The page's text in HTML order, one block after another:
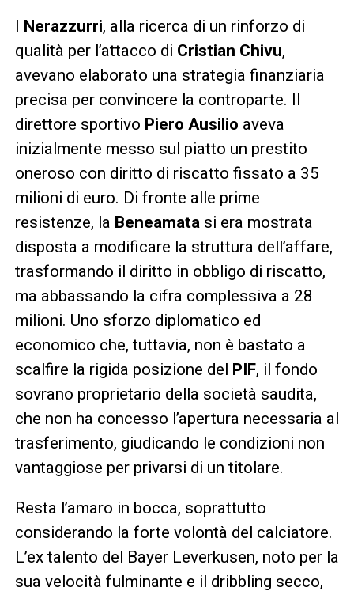
I Nerazzurri, alla ricerca di un rinforzo di
qualità per l’attacco di Cristian Chivu,
avevano elaborato una strategia finanziaria
precisa per convincere la controparte. Il
direttore sportivo Piero Ausilio aveva
inizialmente messo sul piatto un prestito
oneroso con diritto di riscatto fissato a 35
milioni di euro. Di fronte alle prime
resistenze, la Beneamata si era mostrata
disposta a modificare la struttura dell’affare,
trasformando il diritto in obbligo di riscatto,
ma abbassando la cifra complessiva a 28
milioni. Uno sforzo diplomatico ed
economico che, tuttavia, non è bastato a
scalfire la rigida posizione del PIF, il fondo
sovrano proprietario della società saudita,
che non ha concesso l’apertura necessaria al
trasferimento, giudicando le condizioni non
vantaggiose per privarsi di un titolare.
Resta l’amaro in bocca, soprattutto
considerando la forte volontà del calciatore.
L’ex talento del Bayer Leverkusen, noto per la
sua velocità fulminante e il dribbling secco,